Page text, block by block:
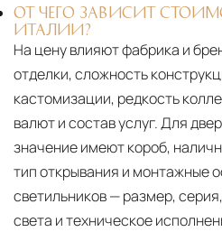
ОТ ЧЕГО ЗАВИСИТ
ИТАЛИИ?
На цену влияют фабрика и
отделки, сложность
кастомизации, редкость
валют и состав услуг. Для
значение имеют короб,
тип открывания и монтажные
светильников — размер,
света и техническое